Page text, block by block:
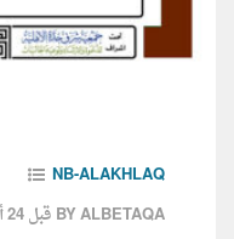
NB-ALAKHLAQ
قبل 24 أيام BY ALBETAQA